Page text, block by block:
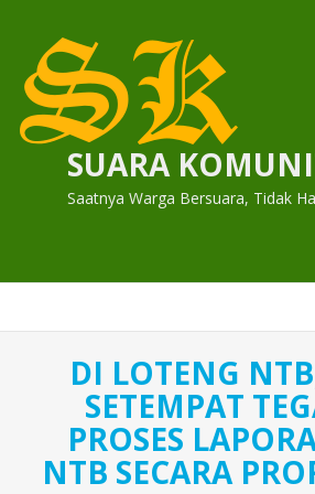
content
SUARA
Saatnya Warga Bersuara, Tidak
DI LOTENG
SETEMPAT
PROSES
NTB SECARA